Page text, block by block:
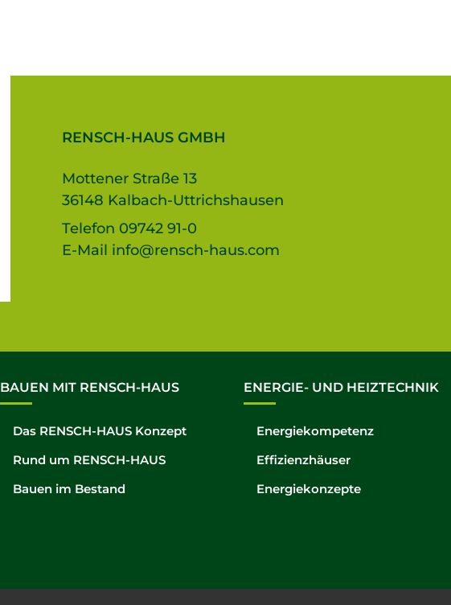
RENSCH-HAUS GMBH
Mottener Straße 13
36148 Kalbach-Uttrichshausen
Telefon 09742 91-0
E-Mail info@rensch-haus.com
BAUEN MIT RENSCH-HAUS
Das RENSCH-HAUS Konzept
Rund um RENSCH-HAUS
Bauen im Bestand
ENERGIE- UND HEIZTECHNIK
Energiekompetenz
Effizienzhäuser
Energiekonzepte